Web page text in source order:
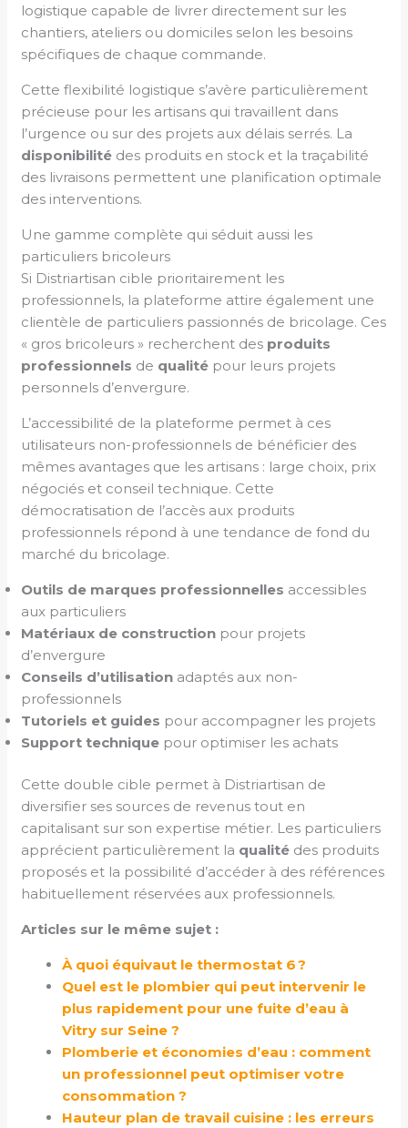
logistique capable de livrer directement sur les
chantiers, ateliers ou domiciles selon les besoins
spécifiques de chaque commande.
Cette flexibilité logistique s’avère particulièrement
précieuse pour les artisans qui travaillent dans
l’urgence ou sur des projets aux délais serrés. La
disponibilité des produits en stock et la traçabilité
des livraisons permettent une planification optimale
des interventions.
Une gamme complète qui séduit aussi les
particuliers bricoleurs
Si Distriartisan cible prioritairement les
professionnels, la plateforme attire également une
clientèle de particuliers passionnés de bricolage. Ces
« gros bricoleurs » recherchent des produits
professionnels de qualité pour leurs projets
personnels d’envergure.
L’accessibilité de la plateforme permet à ces
utilisateurs non-professionnels de bénéficier des
mêmes avantages que les artisans : large choix, prix
négociés et conseil technique. Cette
démocratisation de l’accès aux produits
professionnels répond à une tendance de fond du
marché du bricolage.
Outils de marques professionnelles accessibles
aux particuliers
Matériaux de construction pour projets
d’envergure
Conseils d’utilisation adaptés aux non-
professionnels
Tutoriels et guides pour accompagner les projets
Support technique pour optimiser les achats
Cette double cible permet à Distriartisan de
diversifier ses sources de revenus tout en
capitalisant sur son expertise métier. Les particuliers
apprécient particulièrement la qualité des produits
proposés et la possibilité d’accéder à des références
habituellement réservées aux professionnels.
Articles sur le même sujet :
À quoi équivaut le thermostat 6 ?
Quel est le plombier qui peut intervenir le
plus rapidement pour une fuite d’eau à
Vitry sur Seine ?
Plomberie et économies d’eau : comment
un professionnel peut optimiser votre
consommation ?
Hauteur plan de travail cuisine : les erreurs